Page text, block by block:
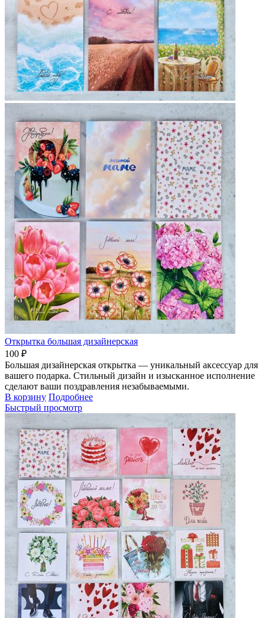
Открытка большая дизайнерская
100 ₽
Большая дизайнерская открытка — уникальный аксессуар для
вашего подарка. Стильный дизайн и изысканное исполнение
сделают ваши поздравления незабываемыми.
В корзину Подробнее
Быстрый просмотр